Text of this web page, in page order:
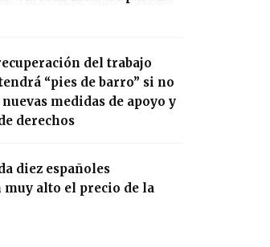
del trabajo
“pies de barro” si no
medidas de apoyo y
derechos
diez españoles
muy alto el precio de la